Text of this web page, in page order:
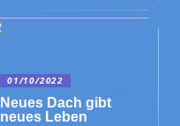
01/10/2022
Neues Dach gibt
neues Leben